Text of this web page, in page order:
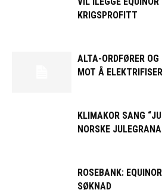
KRIGSPROFITT
ALTA-ORDFØRER
MOT Å
KLIMAKOR SANG
NORSKE
ROSEBANK:
SØKNAD